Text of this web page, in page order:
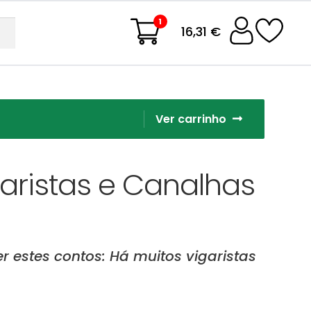
1
16,31 €
Ver carrinho
e Canalhas
estes contos: Há muitos vigaristas